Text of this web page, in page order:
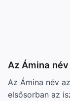
Az Ámina
Az Ámina név
elsősorban az